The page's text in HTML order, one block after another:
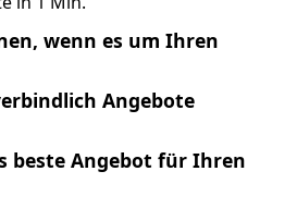
wenn es um Ihren
Angebote
beste Angebot für Ihren